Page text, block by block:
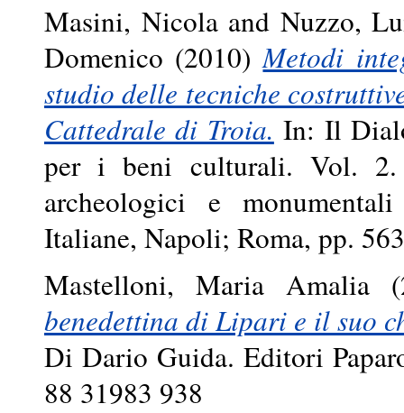
Masini, Nicolaand Nuzzo,
Domenico (2010)Metodi
studio delle tecniche
Cattedrale di Troia. In: Il
per i beni culturali. Vol.
archeologici e
Italiane, Napoli; Roma, pp.
Mastelloni, Maria Amalia
benedettina di Lipari e il suo
Di Dario Guida. Editori
88 31983 938